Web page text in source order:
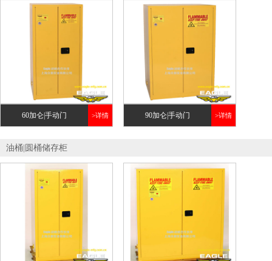
60加仑|手动门 >详情 90加仑|手动门 >详情
油桶|圆桶储存柜